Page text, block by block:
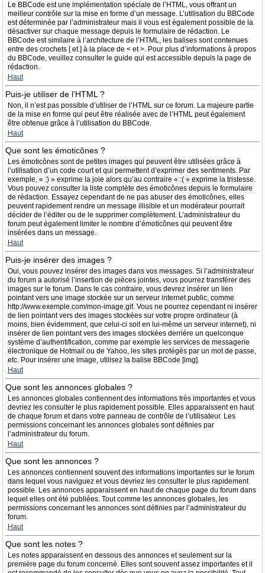
Le BBCode est une implémentation spéciale de l’HTML, vous offrant un
meilleur contrôle sur la mise en forme d’un message. L’utilisation du BBCode
est déterminée par l’administrateur mais il vous est également possible de la
désactiver sur chaque message depuis le formulaire de rédaction. Le
BBCode est similaire à l’architecture de l’HTML, les balises sont contenues
entre des crochets [ et ] à la place de < et >. Pour plus d’informations à propos
du BBCode, veuillez consulter le guide qui est accessible depuis la page de
rédaction.
Haut
Puis-je utiliser de l’HTML ?
Non, il n’est pas possible d’utiliser de l’HTML sur ce forum. La majeure partie
de la mise en forme qui peut être réalisée avec de l’HTML peut également
être obtenue grâce à l’utilisation du BBCode.
Haut
Que sont les émoticônes ?
Les émoticônes sont de petites images qui peuvent être utilisées grâce à
l’utilisation d’un code court et qui permettent d’exprimer des sentiments. Par
exemple, « :) » exprime la joie alors qu’au contraire « :( » exprime la tristesse.
Vous pouvez consulter la liste complète des émoticônes depuis le formulaire
de rédaction. Essayez cependant de ne pas abuser des émoticônes, elles
peuvent rapidement rendre un message illisible et un modérateur pourrait
décider de l’éditer ou de le supprimer complètement. L’administrateur du
forum peut également limiter le nombre d’émoticônes qui peuvent être
insérées dans un message.
Haut
Puis-je insérer des images ?
Oui, vous pouvez insérer des images dans vos messages. Si l’administrateur
du forum a autorisé l’insertion de pièces jointes, vous pourrez transférer des
images sur le forum. Dans le cas contraire, vous devrez insérer un lien
pointant vers une image stockée sur un serveur internet public, comme
http://www.exemple.com/mon-image.gif. Vous ne pourrez cependant ni insérer
de lien pointant vers des images stockées sur votre propre ordinateur (à
moins, bien évidemment, que celui-ci soit en lui-même un serveur internet), ni
insérer de lien pointant vers des images stockées derrière un quelconque
système d’authentification, comme par exemple les services de messagerie
électronique de Hotmail ou de Yahoo, les sites protégés par un mot de passe,
etc. Pour insérer une image, utilisez la balise BBCode [img].
Haut
Que sont les annonces globales ?
Les annonces globales contiennent des informations très importantes et vous
devriez les consulter le plus rapidement possible. Elles apparaissent en haut
de chaque forum et dans votre panneau de contrôle de l’utilisateur. Les
permissions concernant les annonces globales sont définies par
l’administrateur du forum.
Haut
Que sont les annonces ?
Les annonces contiennent souvent des informations importantes sur le forum
dans lequel vous naviguez et vous devriez les consulter le plus rapidement
possible. Les annonces apparaissent en haut de chaque page du forum dans
lequel elles ont été publiées. Tout comme les annonces globales, les
permissions concernant les annonces sont définies par l’administrateur du
forum.
Haut
Que sont les notes ?
Les notes apparaissent en dessous des annonces et seulement sur la
première page du forum concerné. Elles sont souvent assez importantes et il